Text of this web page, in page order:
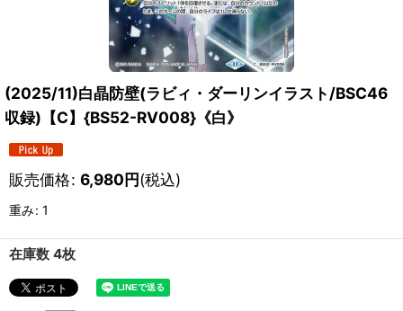
(2025/11)白晶防壁(ラビィ・ダーリンイラスト/BSC46
収録)【C】{BS52-RV008}《白》
販売価格: 6,980円(税込)
重み: 1
在庫数 4枚